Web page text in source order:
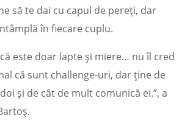
să te dai cu capul de pereți, dar
în fiecare cuplu.
este doar lapte și miere… nu îl cred
că sunt challenge-uri, dar ține de
și de cât de mult comunică ei.”, a